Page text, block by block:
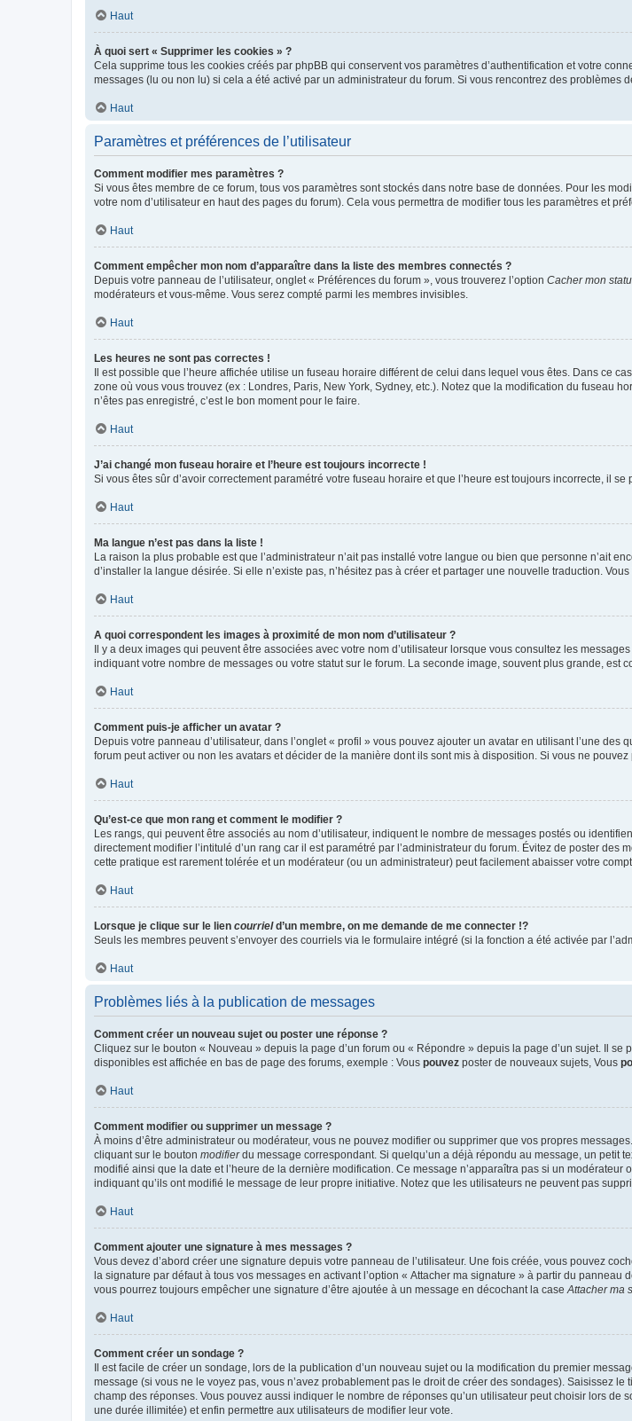
Haut
À quoi sert « Supprimer les cookies » ?
Cela supprime tous les cookies créés par phpBB qui conservent vos paramètres d’authentification et votre
messages (lu ou non lu) si cela a été activé par un administrateur du forum. Si vous rencontrez des
Haut
Paramètres et préférences de l’utilisateur
Comment modifier mes paramètres ?
Si vous êtes membre de ce forum, tous vos paramètres sont stockés dans notre base de données. Pour les
votre nom d’utilisateur en haut des pages du forum). Cela vous permettra de modifier tous les paramètres et
Haut
Comment empêcher mon nom d’apparaître dans la liste des membres connectés ?
Depuis votre panneau de l’utilisateur, onglet « Préférences du forum », vous trouverez l’option Cacher mon
modérateurs et vous-même. Vous serez compté parmi les membres invisibles.
Haut
Les heures ne sont pas correctes !
Il est possible que l’heure affichée utilise un fuseau horaire différent de celui dans lequel vous êtes. Dans ce
zone où vous vous trouvez (ex : Londres, Paris, New York, Sydney, etc.). Notez que la modification du fuseau
n’êtes pas enregistré, c’est le bon moment pour le faire.
Haut
J’ai changé mon fuseau horaire et l’heure est toujours incorrecte !
Si vous êtes sûr d’avoir correctement paramétré votre fuseau horaire et que l’heure est toujours incorrecte, il
Haut
Ma langue n’est pas dans la liste !
La raison la plus probable est que l’administrateur n’ait pas installé votre langue ou bien que personne n’ait
d’installer la langue désirée. Si elle n’existe pas, n’hésitez pas à créer et partager une nouvelle traduction.
Haut
A quoi correspondent les images à proximité de mon nom d’utilisateur ?
Il y a deux images qui peuvent être associées avec votre nom d’utilisateur lorsque vous consultez les
indiquant votre nombre de messages ou votre statut sur le forum. La seconde image, souvent plus grande, est
Haut
Comment puis-je afficher un avatar ?
Depuis votre panneau d’utilisateur, dans l’onglet « profil » vous pouvez ajouter un avatar en utilisant l’une des
forum peut activer ou non les avatars et décider de la manière dont ils sont mis à disposition. Si vous ne
Haut
Qu’est-ce que mon rang et comment le modifier ?
Les rangs, qui peuvent être associés au nom d’utilisateur, indiquent le nombre de messages postés ou
directement modifier l’intitulé d’un rang car il est paramétré par l’administrateur du forum. Évitez de poster
cette pratique est rarement tolérée et un modérateur (ou un administrateur) peut facilement abaisser votre
Haut
Lorsque je clique sur le lien courrield’un membre, on me demande de me connecter !?
Seuls les membres peuvent s’envoyer des courriels via le formulaire intégré (si la fonction a été activée par
Haut
Problèmes liés à la publication de messages
Comment créer un nouveau sujet ou poster une réponse ?
Cliquez sur le bouton « Nouveau » depuis la page d’un forum ou « Répondre » depuis la page d’un sujet. Il
disponibles est affichée en bas de page des forums, exemple : Vous pouvez poster de nouveaux sujets, Vous
Haut
Comment modifier ou supprimer un message ?
À moins d’être administrateur ou modérateur, vous ne pouvez modifier ou supprimer que vos propres
cliquant sur le bouton modifierdu message correspondant. Si quelqu’un a déjà répondu au message, un petit
modifié ainsi que la date et l’heure de la dernière modification. Ce message n’apparaîtra pas si un
indiquant qu’ils ont modifié le message de leur propre initiative. Notez que les utilisateurs ne peuvent pas
Haut
Comment ajouter une signature à mes messages ?
Vous devez d’abord créer une signature depuis votre panneau de l’utilisateur. Une fois créée, vous pouvez
la signature par défaut à tous vos messages en activant l’option « Attacher ma signature » à partir du panneau
vous pourrez toujours empêcher une signature d’être ajoutée à un message en décochant la case Attacher ma
Haut
Comment créer un sondage ?
Il est facile de créer un sondage, lors de la publication d’un nouveau sujet ou la modification du premier
message (si vous ne le voyez pas, vous n’avez probablement pas le droit de créer des sondages). Saisissez
champ des réponses. Vous pouvez aussi indiquer le nombre de réponses qu’un utilisateur peut choisir lors
une durée illimitée) et enfin permettre aux utilisateurs de modifier leur vote.